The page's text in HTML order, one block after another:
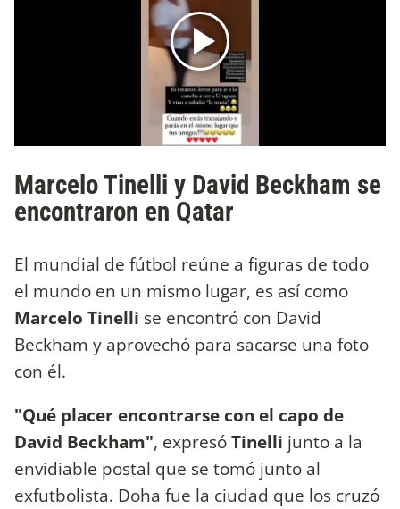
Marcelo Tinelli y David Beckham se
encontraron en Qatar
El mundial de fútbol reúne a figuras de todo
el mundo en un mismo lugar, es así como
Marcelo Tinelli se encontró con David
Beckham y aprovechó para sacarse una foto
con él.
"Qué placer encontrarse con el capo de
David Beckham", expresóTinelli junto a la
envidiable postal que se tomó junto al
exfutbolista. Doha fue la ciudad que los cruzó